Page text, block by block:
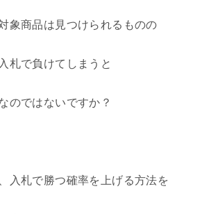
象商品は見つけられるものの
札で負けてしまうと
のではないですか？
入札で勝つ確率を上げる方法を